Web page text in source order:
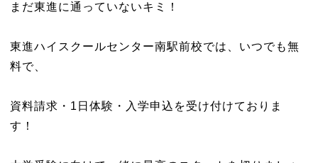
まだ東進に通っていないキミ！
東進ハイスクールセンター南駅前校では、いつでも無
料で、
資料請求・1日体験・入学申込を受け付けておりま
す！